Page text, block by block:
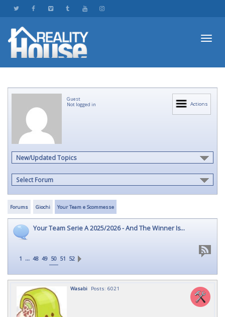
Actions
Guest
Not logged in
New/Updated Topics
Select Forum
Forums Giochi Your Team e Scommesse
Your Team Serie A 2025/2026 - And The Winner Is...
1 ... 48 49 50 51 52
Wasabi Posts: 6021